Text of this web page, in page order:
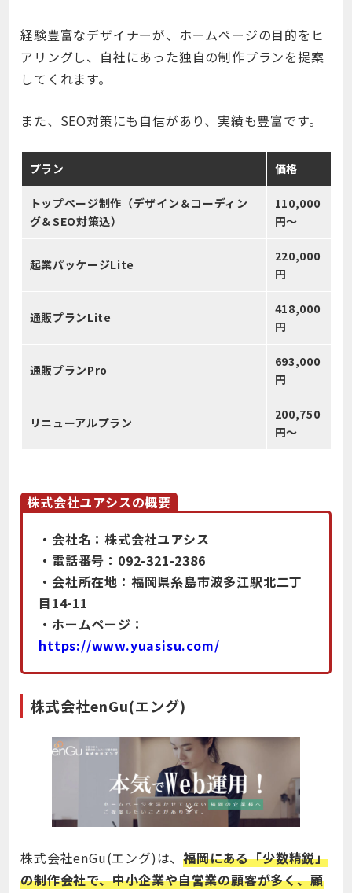
経験豊富なデザイナーが、ホームページの目的をヒ
アリングし、自社にあった独自の制作プランを提案
してくれます。
また、SEO対策にも自信があり、実績も豊富です。
プラン 価格
トップページ制作（デザイン＆コーディン
グ＆SEO対策込）
110,000
円～
起業パッケージLite
220,000
円
通販プランLite
418,000
円
通販プランPro
693,000
円
リニューアルプラン
200,750
円～
株式会社ユアシスの概要
・会社名：株式会社ユアシス
・電話番号：092-321-2386
・会社所在地：福岡県糸島市波多江駅北二丁
目14-11
・ホームページ：
https://www.yuasisu.com/
株式会社enGu(エング)
株式会社enGu(エング)は、福岡にある「少数精鋭」
の制作会社で、中小企業や自営業の顧客が多く、顧